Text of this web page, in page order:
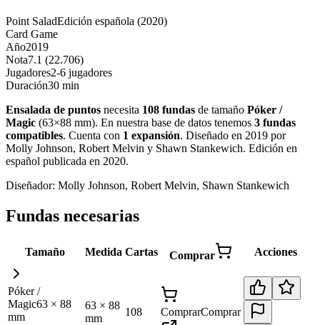
Point SaladEdición española (2020)
Card Game
Año2019
Nota7.1 (22.706)
Jugadores2-6 jugadores
Duración30 min
Ensalada de puntos necesita 108 fundas de tamaño Póker /
Magic (63×88 mm). En nuestra base de datos tenemos 3 fundas
compatibles. Cuenta con 1 expansión. Diseñado en 2019 por
Molly Johnson, Robert Melvin y Shawn Stankewich. Edición en
español publicada en 2020.
Diseñador: Molly Johnson, Robert Melvin, Shawn Stankewich
Fundas necesarias
Tamaño Medida Cartas Comprar Acciones
Póker /
Magic63 × 88
mm
63 × 88
mm
108 ComprarComprar